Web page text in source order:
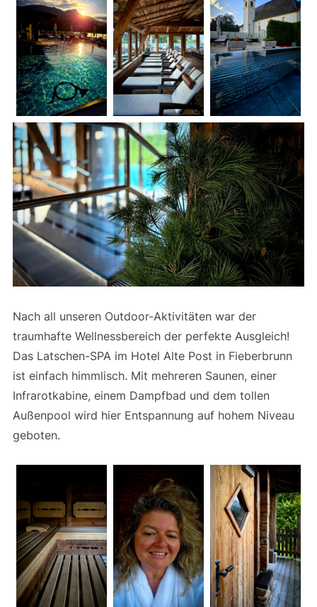
Nach all unseren Outdoor-Aktivitäten war der
traumhafte Wellnessbereich der perfekte Ausgleich!
Das Latschen-SPA im Hotel Alte Post in Fieberbrunn
ist einfach himmlisch. Mit mehreren Saunen, einer
Infrarotkabine, einem Dampfbad und dem tollen
Außenpool wird hier Entspannung auf hohem Niveau
geboten.